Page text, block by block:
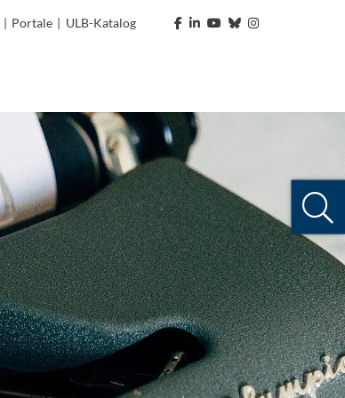
| Portale | ULB-Katalog